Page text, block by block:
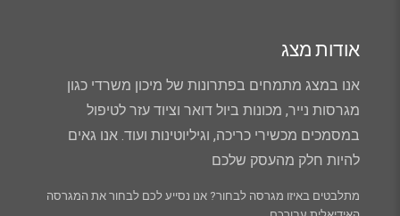
אודות מצג
אנו במצג מתמחים בפתרונות של מיכון משרדי כגון
מגרסות נייר, מכונות ביול דואר וציוד עזר לטיפול
במסמכים מכשירי כריכה, וגיליוטינות ועוד. אנו גאים
להיות חלק מהעסק שלכם
מתלבטים באיזו מגרסה לבחור? אנו נסייע לכם לבחור את המגרסה